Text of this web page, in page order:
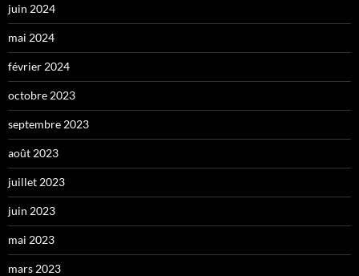
juin 2024
mai 2024
février 2024
octobre 2023
septembre 2023
août 2023
juillet 2023
juin 2023
mai 2023
mars 2023